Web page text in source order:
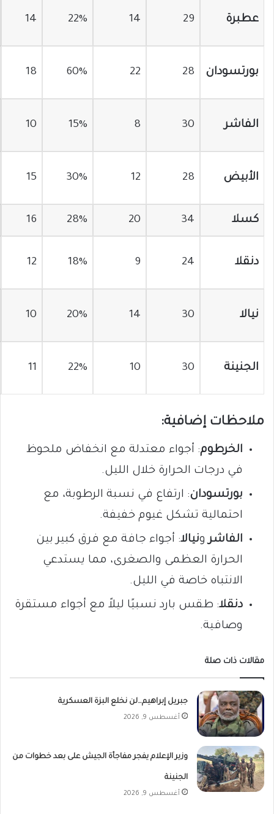
عطبرة 29
14
22%
14
بورتسودان 28
22
60%
18
الفاشر 30
8
15%
10
الأبيض 28
12
30%
15
كسلا 34
20
28%
16
دنقلا 24
9
18%
12
نيالا 30
14
20%
10
الجنينة 30
10
22%
11
ملاحظات إضافية:
الخرطوم: أجواء معتدلة مع انخفاض ملحوظ
في درجات الحرارة خلال الليل.
بورتسودان: ارتفاع في نسبة الرطوبة، مع
احتمالية تشكل غيوم خفيفة.
الفاشرونيالا: أجواء جافة مع فرق كبير بين
الحرارة العظمى والصغرى، مما يستدعي
الانتباه خاصة في الليل.
دنقلا: طقس بارد نسبيًا ليلاً مع أجواء مستقرة
وصافية.
مقالات ذات صلة
جبريل إبراهيم…لن نخلع البزة العسكرية
أغسطس 9, 2026
وزير الإعلام يفجر مفاجأة الجيش على بعد خطوات من
الجنينة
أغسطس 9, 2026